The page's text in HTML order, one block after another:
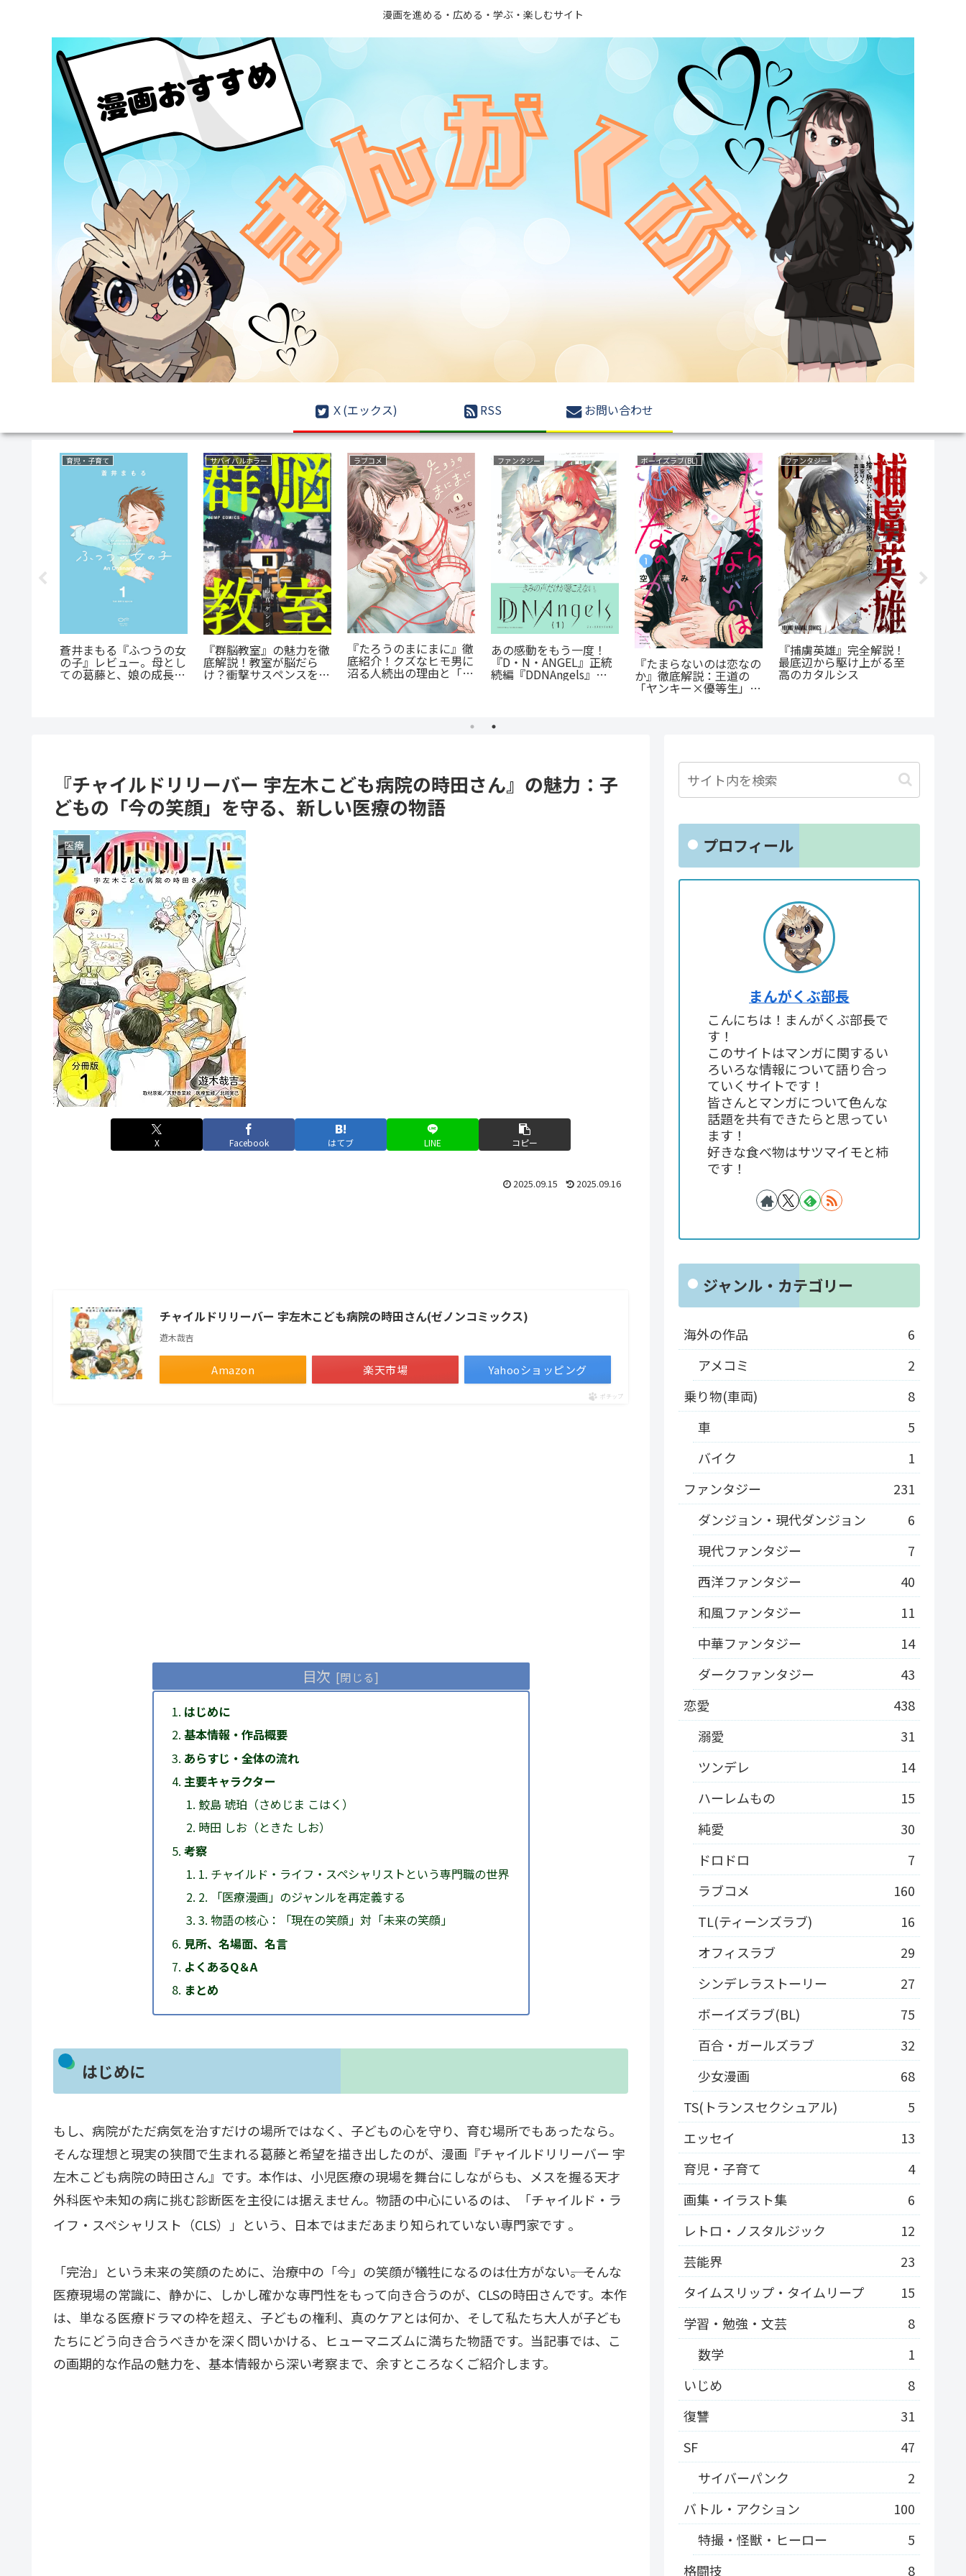
漫画を進める・広める・学ぶ・楽しむサイト
Ｘ(エックス) RSS お問い合わせ
サスペンス
『オサナナジミとカノジ
ョと』ただの三角関係じ
ゃない、秘密が渦巻くセ
クシーサスペンスの魅力
復讐
《65歳の老人が超人
に！？》『山岳超人マツ
オカ』のあらすじ紹介：
戦慄と謎に満ちた山岳殺
ミステリー
『幼児A』5歳の殺人
犯、その瞳の奥に潜む闇
とは？ 衝撃作を徹底解
野球
『斜陽に恋う』憧れの先
輩が恋したのは「弟の彼
氏」だった…？切なすぎ
異世界もの(転生・転移・成り上がり・異世界ファンタジー)
「花言葉」と連携する転
生ファンタジー：『君に
贈るキヅタ』完全解説
恋愛
公私で変わる凄まじいギ
ャップ『志乃と恋』のあ
らすじ徹底紹介！甘くて
尊い百合の世界へ
『チャイルドリリーバー 宇左木こども病院の時田さん』の魅力：子
どもの「今の笑顔」を守る、新しい医療の物語
医療
X Facebook はてブ LINE コピー
2025.09.15 2025.09.16
チャイルドリリーバー 宇左木こども病院の時田さん(ゼノンコミックス)
遊木哉吉
Amazon 楽天市場 Yahooショッピング
ポチップ
目次
はじめに
基本情報・作品概要
あらすじ・全体の流れ
主要キャラクター
鮫島 琥珀（さめじま こはく）
時田 しお（ときた しお）
考察
1. チャイルド・ライフ・スペシャリストという専門職の世界
2. 「医療漫画」のジャンルを再定義する
3. 物語の核心：「現在の笑顔」対「未来の笑顔」
見所、名場面、名言
よくあるQ＆A
まとめ
はじめに
もし、病院がただ病気を治すだけの場所ではなく、子どもの心を守り、育む場所でもあったなら。
そんな理想と現実の狭間で生まれる葛藤と希望を描き出したのが、漫画『チャイルドリリーバー 宇
左木こども病院の時田さん』です。本作は、小児医療の現場を舞台にしながらも、メスを握る天才
外科医や未知の病に挑む診断医を主役には据えません。物語の中心にいるのは、「チャイルド・ラ
イフ・スペシャリスト（CLS）」という、日本ではまだあまり知られていない専門家です 。
「完治」という未来の笑顔のために、治療中の「今」の笑顔が犠牲になるのは仕方がない――。そんな
医療現場の常識に、静かに、しかし確かな専門性をもって向き合うのが、CLSの時田さんです。本作
は、単なる医療ドラマの枠を超え、子どもの権利、真のケアとは何か、そして私たち大人が子ども
たちにどう向き合うべきかを深く問いかける、ヒューマニズムに満ちた物語です。当記事では、こ
の画期的な作品の魅力を、基本情報から深い考察まで、余すところなくご紹介します。
プロフィール
まんがくぶ部長
こんにちは！まんがくぶ部長で
す！
このサイトはマンガに関するい
ろいろな情報について語り合っ
ていくサイトです！
皆さんとマンガについて色んな
話題を共有できたらと思ってい
ます！
好きな食べ物はサツマイモと柿
です！
ジャンル・カテゴリー
海外の作品
6
アメコミ
2
乗り物(車両)
8
車
5
バイク
1
ファンタジー
231
ダンジョン・現代ダンジョン
6
現代ファンタジー
7
西洋ファンタジー
40
和風ファンタジー
11
中華ファンタジー
14
ダークファンタジー
43
恋愛
438
溺愛
31
ツンデレ
14
ハーレムもの
15
純愛
30
ドロドロ
7
ラブコメ
160
TL(ティーンズラブ)
16
オフィスラブ
29
シンデレラストーリー
27
ボーイズラブ(BL)
75
百合・ガールズラブ
32
少女漫画
68
TS(トランスセクシュアル)
5
エッセイ
13
育児・子育て
4
画集・イラスト集
6
レトロ・ノスタルジック
12
芸能界
23
タイムスリップ・タイムリープ
15
学習・勉強・文芸
8
数学
1
いじめ
8
復讐
31
SF
47
サイバーパンク
2
バトル・アクション
100
特撮・怪獣・ヒーロー
5
格闘技
8